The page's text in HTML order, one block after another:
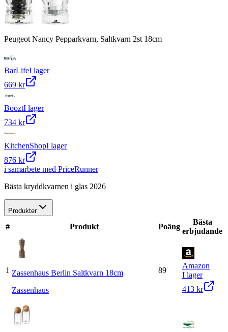
Peugeot Nancy Pepparkvarn, Saltkvarn 2st 18cm
BarLifeI lager
669 kr
BooztI lager
734 kr
KitchenShopI lager
876 kr
i samarbete med PriceRunner
Bästa kryddkvarnen i glas 2026
Produkter
# Produkt Poäng
Bästa
erbjudande
1 Zassenhaus Berlin Saltkvarn 18cm
Zassenhaus
89
Amazon
I lager
413 kr